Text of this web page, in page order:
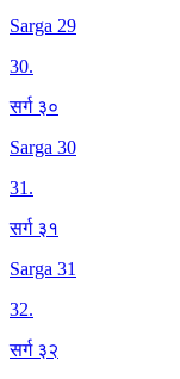
Sarga 29
30.
सर्ग ३०
Sarga 30
31.
सर्ग ३१
Sarga 31
32.
सर्ग ३२